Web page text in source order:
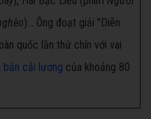
)... Ông đoạt giải "Diễn
quốc lần thứ chín với vai
cải lương của khoảng 80